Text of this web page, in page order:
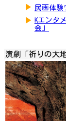
▶ 民画体
▶ Kエンタ
会」
演劇「祈りの大地